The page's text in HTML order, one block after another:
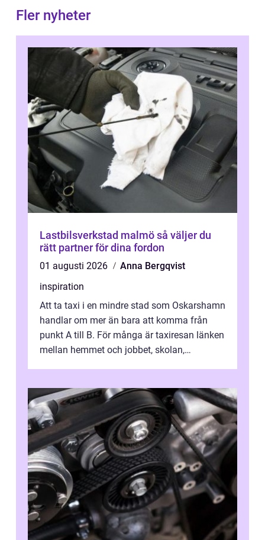
Fler nyheter
Lastbilsverkstad malmö så väljer du
rätt partner för dina fordon
01 augusti 2026
Anna Bergqvist
inspiration
Att ta taxi i en mindre stad som Oskarshamn
handlar om mer än bara att komma från
punkt A till B. För många är taxiresan länken
mellan hemmet och jobbet, skolan,